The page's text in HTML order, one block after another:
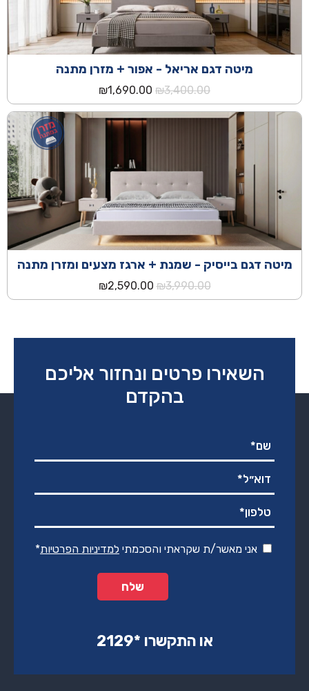
מיטה דגם אריאל - אפור + מזרן מתנה
₪3,400.00
המחיר
המקורי
היה:
₪3,400.00.
₪1,690.00
הנוכחי
הוא:
₪1,690.00.
מיטה דגם בייסיק - שמנת + ארגז מצעים ומזרן מתנה
₪3,990.00
המחיר
המקורי
₪2,590.00
הנוכחי
השאירו פרטים ונחזור אליכם
בהקדם
אני מאשר/ת שקראתי והסכמתי למדיניות הפרטיות*
או התקשרו ‏*2129‏